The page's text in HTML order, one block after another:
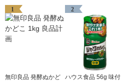
1
無印良品 発酵ぬかど
2
ハウス食品 56g 味付